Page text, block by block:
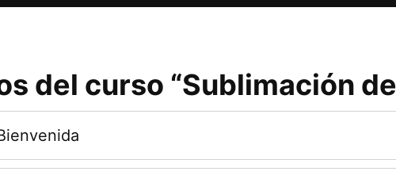
del curso “Sublimación